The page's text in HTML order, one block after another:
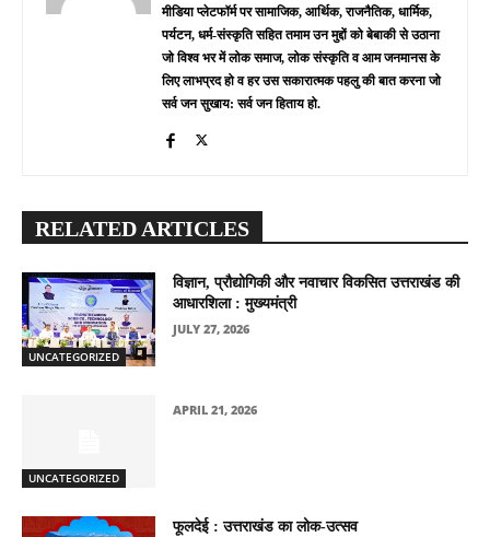
मीडिया प्लेटफॉर्म पर सामाजिक, आर्थिक, राजनैतिक, धार्मिक,
पर्यटन, धर्म-संस्कृति सहित तमाम उन मुद्दों को बेबाकी से उठाना
जो विश्व भर में लोक समाज, लोक संस्कृति व आम जनमानस के
लिए लाभप्रद हो व हर उस सकारात्मक पहलु की बात करना जो
सर्व जन सुखाय: सर्व जन हिताय हो.
RELATED ARTICLES
UNCATEGORIZED
विज्ञान, प्रौद्योगिकी और नवाचार विकसित उत्तराखंड की
आधारशिला : मुख्यमंत्री
JULY 27, 2026
UNCATEGORIZED
APRIL 21, 2026
फूलदेई : उत्तराखंड का लोक-उत्सव